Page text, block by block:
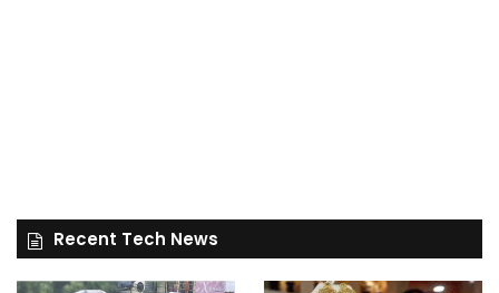
Recent Tech News